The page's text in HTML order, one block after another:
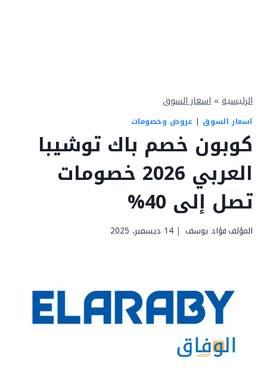
الرئيسية » اسعار السوق
اسعار السوق | عروض وخصومات
كوبون خصم باك توشيبا
العربي 2026 خصومات
تصل إلى 40%
المؤلففؤاد يوسف 14 ديسمبر، 2025